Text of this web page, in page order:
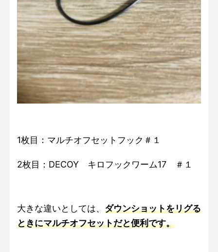
1枚目：マルチオフセットフック＃１
2枚目：DECOY キロフックワーム17 ＃１
大きな違いとしては、 ダウンショットをリグる
ときにマルチオフセットだと便利です。